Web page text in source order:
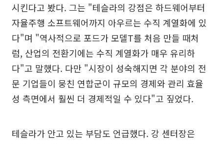
시킨다고 봤다. 그는 "테슬라의 강점은 하드웨어부터
자율주행 소프트웨어까지 아우르는 수직 계열화에 있
다"며 "역사적으로 포드가 모델T를 처음 만들 때처
럼, 산업의 전환기에는 수직 계열화가 매우 유리하
다"고 말했다. 다만 "시장이 성숙해지면 각 분야의 전
문 기업들이 뭉친 연합군이 규모의 경제와 관리 효율
성 측면에서 훨씬 더 경제적일 수 있다"고 짚었다.
테슬라가 안고 있는 부담도 언급했다. 강 센터장은